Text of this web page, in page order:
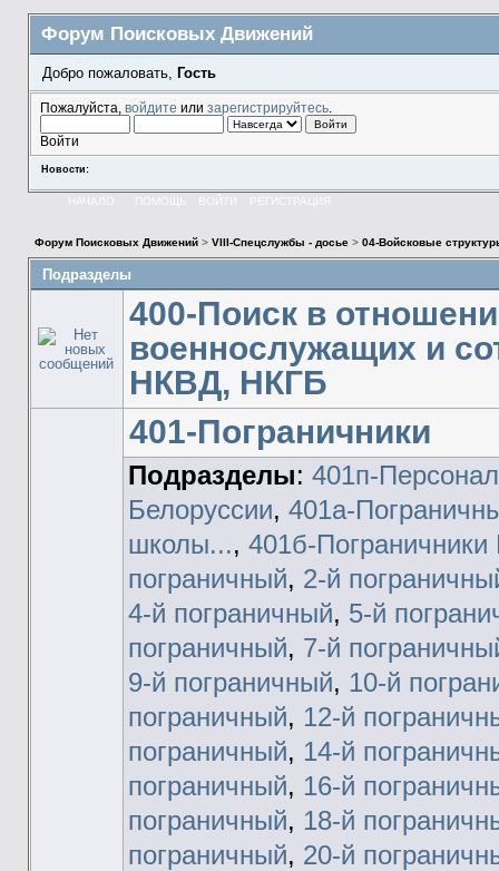
Форум Поисковых Движений
Добро пожаловать, Гость
Пожалуйста, войдите или зарегистрируйтесь.
Войти
Новости:
НАЧАЛО ПОМОЩЬ ВОЙТИ РЕГИСТРАЦИЯ
Форум Поисковых Движений> VIII-Спецслужбы - досье> 04-Войсковые
Подразделы
400-Поиск в
военнослужащих и
НКВД, НКГБ
401-Пограничники
Подразделы: 401п-
Белоруссии, 401а-
школы..., 401б-Пограничники
пограничный, 2-й
4-й пограничный, 5-й
пограничный, 7-й
9-й пограничный, 10-й
пограничный, 12-й
пограничный, 14-й
пограничный, 16-й
пограничный, 18-й
пограничный, 20-й